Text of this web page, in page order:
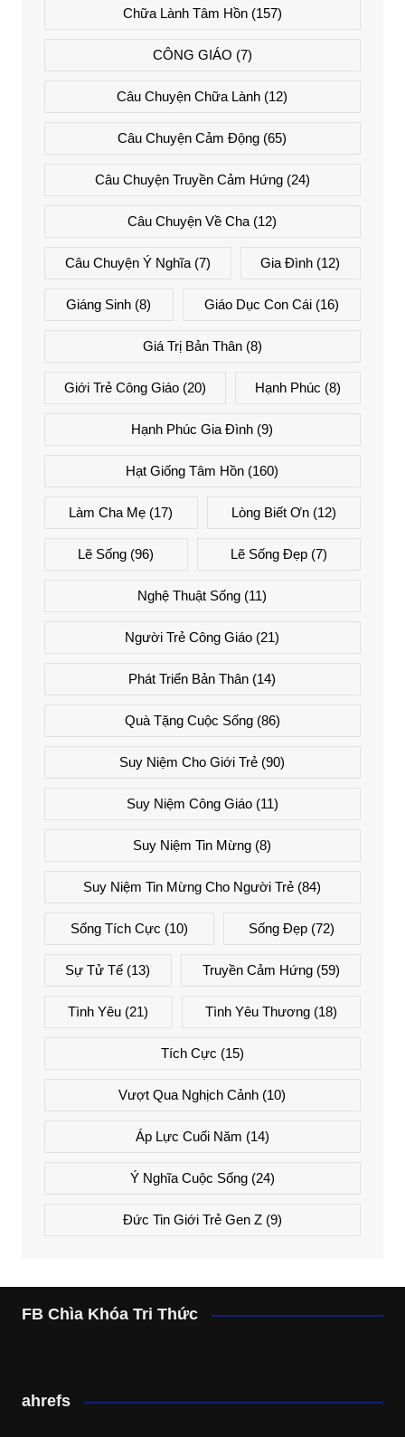
Chữa Lành Tâm Hồn(157)
CÔNG GIÁO (7)
Câu Chuyện Chữa Lành (12)
Câu Chuyện Cảm Động (65)
Câu Chuyện Truyền Cảm Hứng(24)
Câu Chuyện Về Cha (12)
Câu Chuyện Ý Nghĩa(7) Gia Đình (12)
Giáng Sinh (8) Giáo Dục Con Cái(16)
Giá Trị Bản Thân(8)
Giới Trẻ Công Giáo(20) Hạnh Phúc (8)
Hạnh Phúc Gia Đình (9)
Hạt Giống Tâm Hồn (160)
Làm Cha Mẹ (17) Lòng Biết Ơn(12)
Lẽ Sống (96) Lẽ Sống Đẹp(7)
Nghệ Thuật Sống (11)
Người Trẻ Công Giáo (21)
Phát Triển Bản Thân (14)
Quà Tặng Cuộc Sống(86)
Suy Niệm Cho Giới Trẻ (90)
Suy Niệm Công Giáo(11)
Suy Niệm Tin Mừng (8)
Suy Niệm Tin Mừng Cho Người Trẻ (84)
Sống Tích Cực (10) Sống Đẹp (72)
Sự Tử Tế (13) Truyền Cảm Hứng(59)
Tình Yêu (21) Tình Yêu Thương(18)
Tích Cực (15)
Vượt Qua Nghịch Cảnh (10)
Áp Lực Cuối Năm (14)
Ý Nghĩa Cuộc Sống(24)
Đức Tin Giới Trẻ Gen Z(9)
FB Chìa Khóa Tri Thức
ahrefs